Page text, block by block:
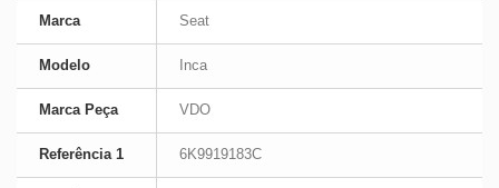
Marca Seat
Modelo Inca
Marca Peça VDO
Referência 1 6K9919183C